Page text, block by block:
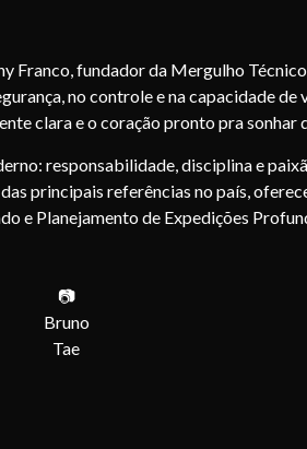
Franco, fundador da Mergulho
no controle e na capacidade de
clara e o coração pronto pra sonhar
responsabilidade, disciplina e
principais referências no país,
e Planejamento de Expedições
📷
Bruno
Tae